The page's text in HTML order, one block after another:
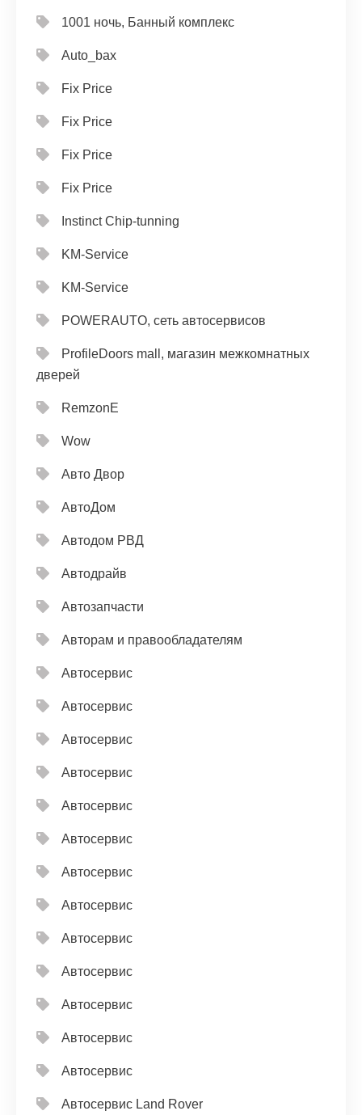
1001 ночь, Банный комплекс
Auto_bax
Fix Price
Fix Price
Fix Price
Fix Price
Instinct Chip-tunning
KM-Service
KM-Service
POWERAUTO, сеть автосервисов
ProfileDoors mall, магазин межкомнатных
дверей
RemzonE
Wow
Авто Двор
АвтоДом
Автодом РВД
Автодрайв
Автозапчасти
Авторам и правообладателям
Автосервис
Автосервис
Автосервис
Автосервис
Автосервис
Автосервис
Автосервис
Автосервис
Автосервис
Автосервис
Автосервис
Автосервис
Автосервис
Автосервис Land Rover